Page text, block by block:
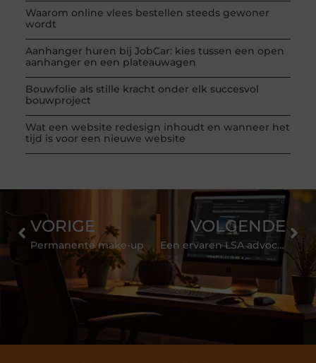
Waarom online vlees bestellen steeds gewoner
wordt
Aanhanger huren bij JobCar: kies tussen een open
aanhanger en een plateauwagen
Bouwfolie als stille kracht onder elk succesvol
bouwproject
Wat een website redesign inhoudt en wanneer het
tijd is voor een nieuwe website
VORIGE
Permanente make-up
VOLGENDE
Een ervaren LSA advocaat